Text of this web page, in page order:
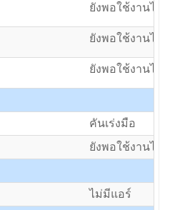
ยังพอใช้งานได้
ยังพอใช้งานได้
ยังพอใช้งานได้
คันเร่งมือ
ยังพอใช้งานได้
ไม่มีแอร์